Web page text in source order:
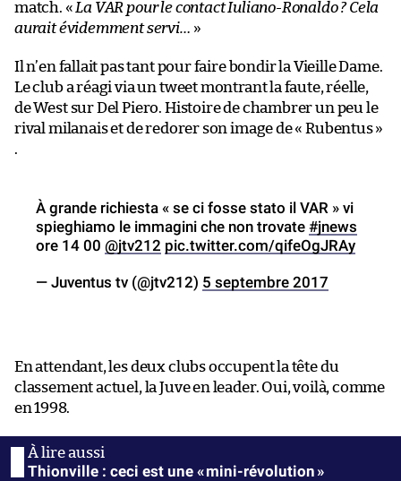
match. « La VAR pour le contact Iuliano-Ronaldo ? Cela
aurait évidemment servi… »
Il n’en fallait pas tant pour faire bondir la Vieille Dame.
Le club a réagi via un tweet montrant la faute, réelle,
de West sur Del Piero. Histoire de chambrer un peu le
rival milanais et de redorer son image de « Rubentus »
.
À grande richiesta « se ci fosse stato il VAR » vi
spieghiamo le immagini che non trovate #jnews
ore 14 00 @jtv212 pic.twitter.com/qifeOgJRAy
— Juventus tv (@jtv212) 5 septembre 2017
En attendant, les deux clubs occupent la tête du
classement actuel, la Juve en leader. Oui, voilà, comme
en 1998.
Thionville : ceci est une « mini-révolution »